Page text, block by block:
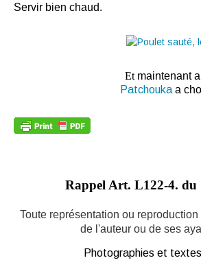
Servir bien chaud.
Et maintenant
Patchouka a
Rappel Art. L122-4. du
Toute représentation ou
de l'auteur ou de ses
Photographies et